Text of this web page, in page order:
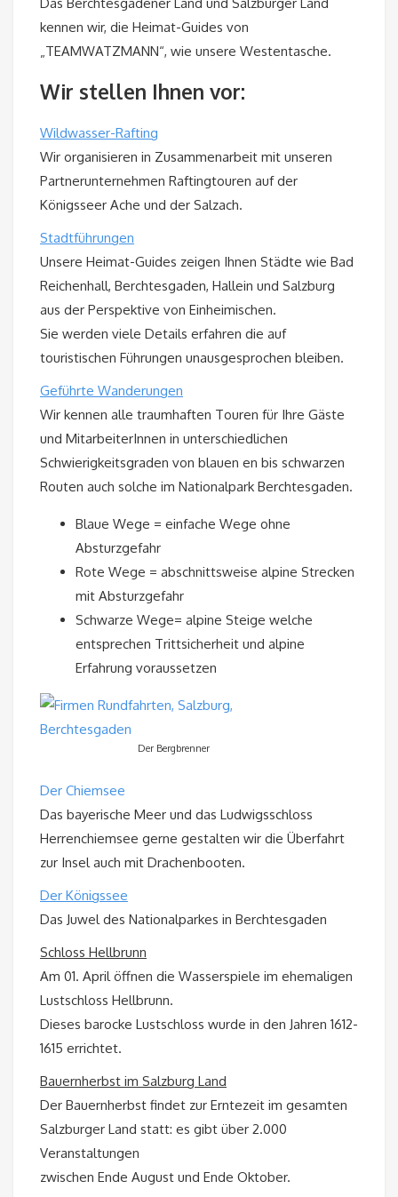
Das Berchtesgadener Land und Salzburger Land
kennen wir, die Heimat-Guides von
„TEAMWATZMANN“, wie unsere Westentasche.
Wir stellen Ihnen vor:
Wildwasser-Rafting
Wir organisieren in Zusammenarbeit mit unseren
Partnerunternehmen Raftingtouren auf der
Königsseer Ache und der Salzach.
Stadtführungen
Unsere Heimat-Guides zeigen Ihnen Städte wie Bad
Reichenhall, Berchtesgaden, Hallein und Salzburg
aus der Perspektive von Einheimischen.
Sie werden viele Details erfahren die auf
touristischen Führungen unausgesprochen bleiben.
Geführte Wanderungen
Wir kennen alle traumhaften Touren für Ihre Gäste
und MitarbeiterInnen in unterschiedlichen
Schwierigkeitsgraden von blauen en bis schwarzen
Routen auch solche im Nationalpark Berchtesgaden.
Blaue Wege = einfache Wege ohne
Absturzgefahr
Rote Wege = abschnittsweise alpine Strecken
mit Absturzgefahr
Schwarze Wege= alpine Steige welche
entsprechen Trittsicherheit und alpine
Erfahrung voraussetzen
Der Bergbrenner
Der Chiemsee
Das bayerische Meer und das Ludwigsschloss
Herrenchiemsee gerne gestalten wir die Überfahrt
zur Insel auch mit Drachenbooten.
Der Königssee
Das Juwel des Nationalparkes in Berchtesgaden
Schloss Hellbrunn
Am 01. April öffnen die Wasserspiele im ehemaligen
Lustschloss Hellbrunn.
Dieses barocke Lustschloss wurde in den Jahren 1612-
1615 errichtet.
Bauernherbst im Salzburg Land
Der Bauernherbst findet zur Erntezeit im gesamten
Salzburger Land statt: es gibt über 2.000
Veranstaltungen
zwischen Ende August und Ende Oktober.